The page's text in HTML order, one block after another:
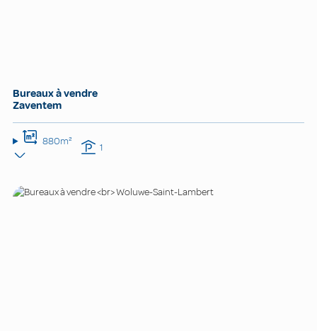
Bureaux à vendre
Zaventem
880m² 1